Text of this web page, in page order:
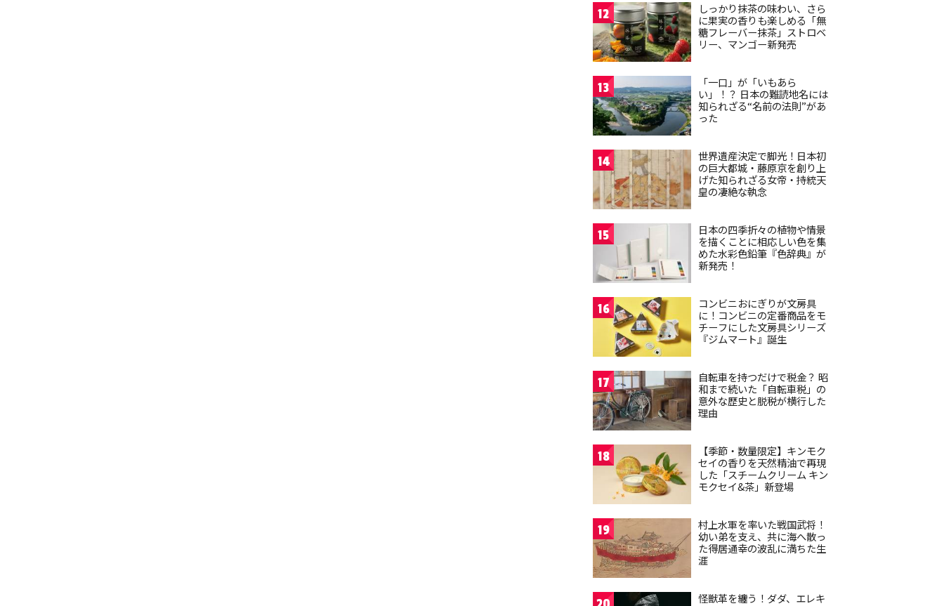
12
しっかり抹茶の味わい、さら
に果実の香りも楽しめる「無
糖フレーバー抹茶」ストロベ
リー、マンゴー新発売
13
「一口」が「いもあら
い」！？ 日本の難読地名には
知られざる“名前の法則”があ
った
14
世界遺産決定で脚光！日本初
の巨大都城・藤原京を創り上
げた知られざる女帝・持統天
皇の凄絶な執念
15
日本の四季折々の植物や情景
を描くことに相応しい色を集
めた水彩色鉛筆『色辞典』が
新発売！
16
コンビニおにぎりが文房具
に！コンビニの定番商品をモ
チーフにした文房具シリーズ
『ジムマート』誕生
17
自転車を持つだけで税金？ 昭
和まで続いた「自転車税」の
意外な歴史と脱税が横行した
理由
18
【季節・数量限定】キンモク
セイの香りを天然精油で再現
した「スチームクリーム キン
モクセイ&茶」新登場
19
村上水軍を率いた戦国武将！
幼い弟を支え、共に海へ散っ
た得居通幸の波乱に満ちた生
涯
怪獣革を纏う！ダダ、エレキ